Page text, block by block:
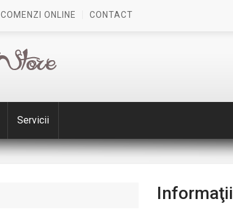
COMENZI ONLINE CONTACT
Servicii
Informaţii